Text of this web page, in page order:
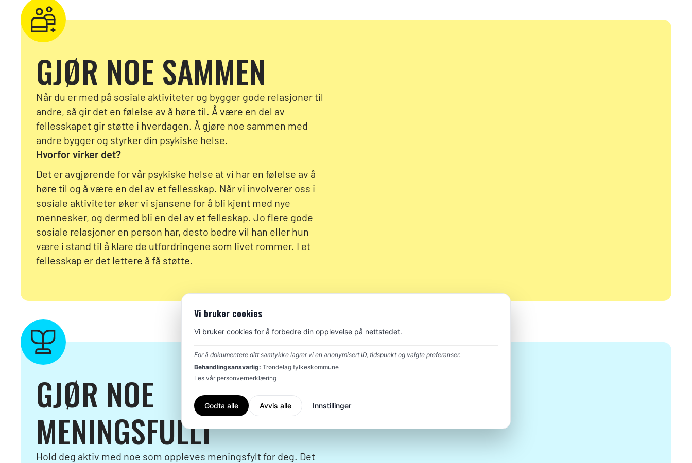
GJØR NOE SAMMEN
Når du er med på sosiale aktiviteter og bygger gode relasjoner til
andre, så gir det en følelse av å høre til. Å være en del av
fellesskapet gir støtte i hverdagen. Å gjøre noe sammen med
andre bygger og styrker din psykiske helse.
Hvorfor virker det?
Det er avgjørende for vår psykiske helse at vi har en følelse av å
høre til og å være en del av et fellesskap. Når vi involverer oss i
sosiale aktiviteter øker vi sjansene for å bli kjent med nye
mennesker, og dermed bli en del av et felleskap. Jo flere gode
sosiale relasjoner en person har, desto bedre vil han eller hun
være i stand til å klare de utfordringene som livet rommer. I et
fellesskap er det lettere å få støtte.
GJØR NOE
MENINGSFULLT
Hold deg aktiv med noe som oppleves meningsfylt for deg. Det
Vi bruker cookies
Vi bruker cookies for å forbedre din opplevelse på nettstedet.
For å dokumentere ditt samtykke lagrer vi en anonymisert ID, tidspunkt og valgte preferanser.
Behandlingsansvarlig: Trøndelag fylkeskommune
Les vår personvernerklæring
Godta alle Avvis alle Innstillinger